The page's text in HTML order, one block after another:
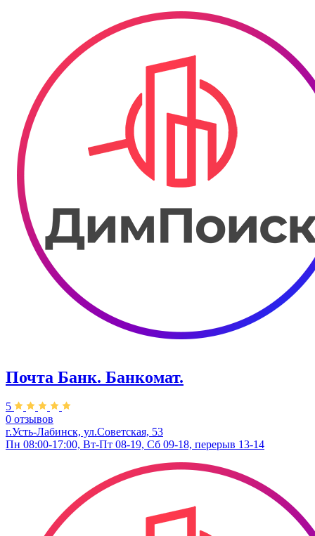
Почта Банк. Банкомат.
5
0 отзывов
г.Усть-Лабинск, ул.​Советская, 53
Пн 08:00-17:00, Вт-Пт 08-19, Сб 09-18, перерыв 13-14